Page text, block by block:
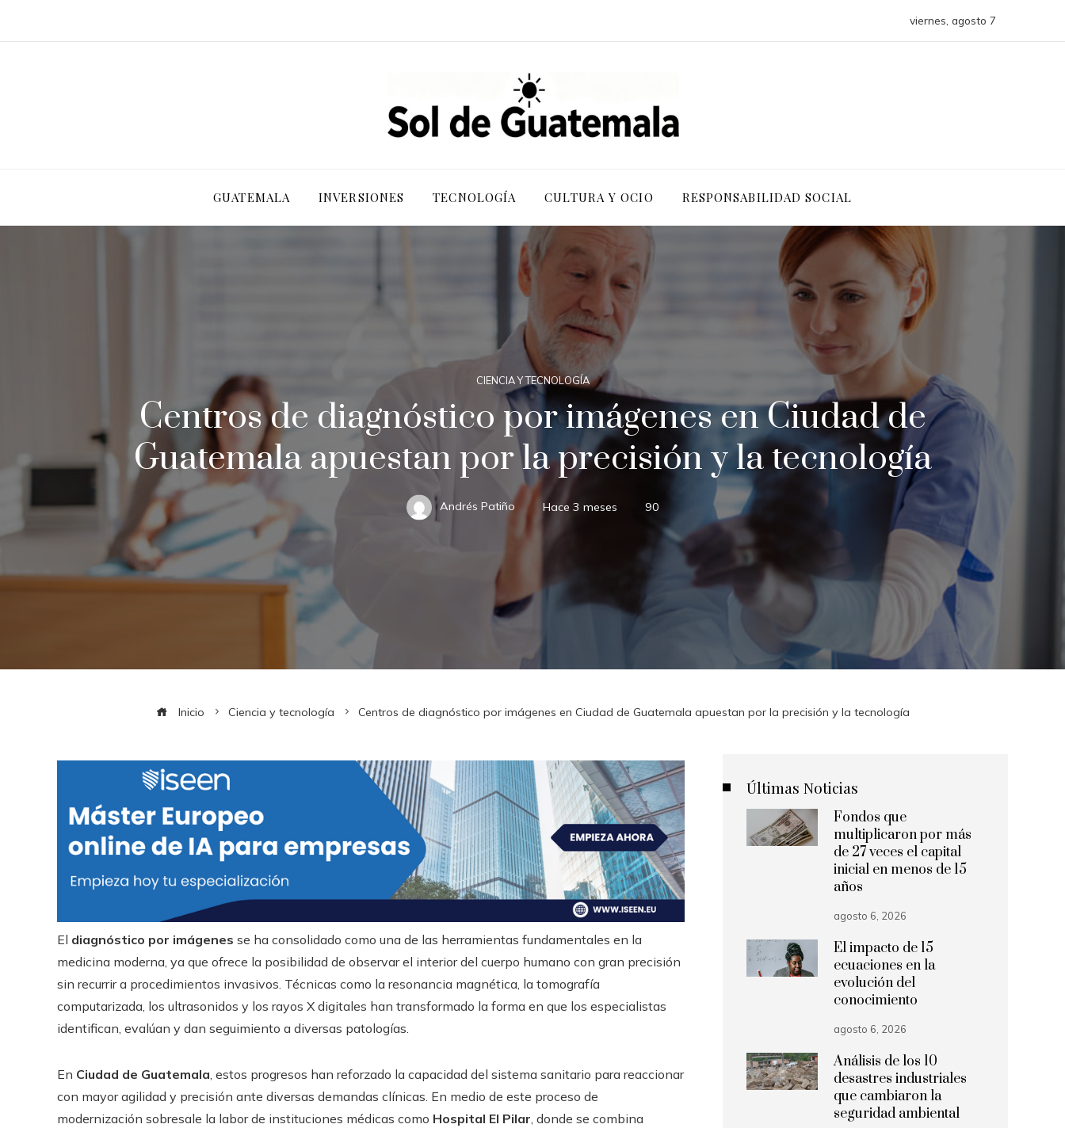
viernes, agosto 7
GUATEMALA INVERSIONES TECNOLOGÍA CULTURA Y OCIO RESPONSABILIDAD SOCIAL
CIENCIA Y TECNOLOGÍA
Centros de diagnóstico por imágenes en Ciudad de
Guatemala apuestan por la precisión y la tecnología
Andrés Patiño Hace 3 meses 90
Inicio Ciencia y tecnología Centros de diagnóstico por imágenes en Ciudad de Guatemala apuestan por la precisión y la tecnología
El diagnóstico por imágenes se ha consolidado como una de las herramientas fundamentales en la
medicina moderna, ya que ofrece la posibilidad de observar el interior del cuerpo humano con gran precisión
sin recurrir a procedimientos invasivos. Técnicas como la resonancia magnética, la tomografía
computarizada, los ultrasonidos y los rayos X digitales han transformado la forma en que los especialistas
identifican, evalúan y dan seguimiento a diversas patologías.
En Ciudad de Guatemala, estos progresos han reforzado la capacidad del sistema sanitario para reaccionar
con mayor agilidad y precisión ante diversas demandas clínicas. En medio de este proceso de
modernización sobresale la labor de instituciones médicas como Hospital El Pilar, donde se combina
Últimas Noticias
Fondos que
multiplicaron por más
de 27 veces el capital
inicial en menos de 15
años
agosto 6, 2026
El impacto de 15
ecuaciones en la
evolución del
conocimiento
agosto 6, 2026
Análisis de los 10
desastres industriales
que cambiaron la
seguridad ambiental